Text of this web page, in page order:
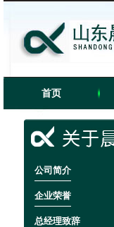
首页
公司简介
企业荣誉
总经理致辞